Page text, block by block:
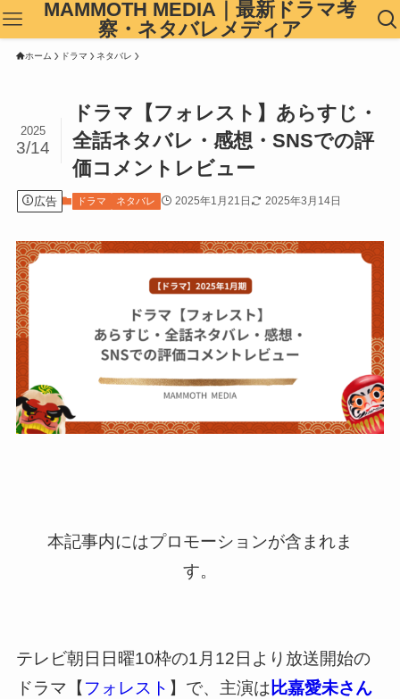
MAMMOTH MEDIA｜最新ドラマ考
察・ネタバレメディア
ホーム ドラマ ネタバレ
ドラマ【フォレスト】あらすじ・
全話ネタバレ・感想・SNSでの評
価コメントレビュー
2025
3/14
広告 ドラマ ネタバレ 2025年1月21日 2025年3月14日
本記事内にはプロモーションが含まれま
す。
テレビ朝日日曜10枠の1月12日より放送開始の
ドラマ【 フォレスト 】で、主演は 比嘉愛未さん